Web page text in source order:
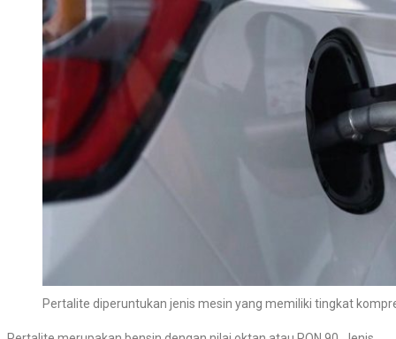
Pertalite diperuntukan jenis mesin yang memiliki tingkat